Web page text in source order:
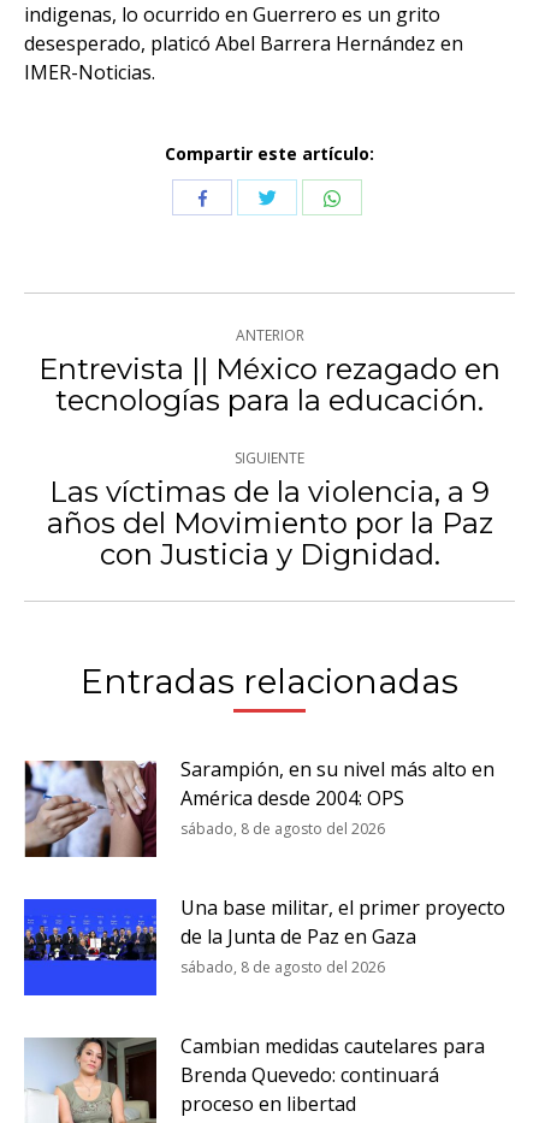
indigenas, lo ocurrido en Guerrero es un grito
desesperado, platicó Abel Barrera Hernández en
IMER-Noticias.
Compartir este artículo:
CompartirCompartirCompartir
Navegación
entre
publicaciones
ANTERIOR
Publicación
anterior:
Entrevista || México rezagado en
tecnologías para la educación.
SIGUIENTE
Publicación
siguiente:
Las víctimas de la violencia, a 9
años del Movimiento por la Paz
con Justicia y Dignidad.
Entradas relacionadas
Sarampión, en su nivel más alto en
América desde 2004: OPS
sábado, 8 de agosto del 2026
Una base militar, el primer proyecto
de la Junta de Paz en Gaza
sábado, 8 de agosto del 2026
Cambian medidas cautelares para
Brenda Quevedo: continuará
proceso en libertad